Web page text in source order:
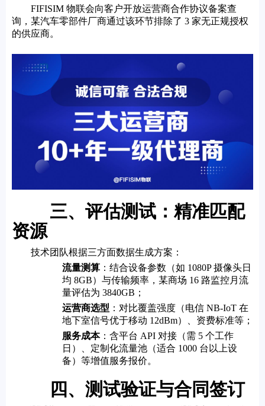
FIFISIM 物联会向客户开放运营商合作协议备案查
询，某汽车零部件厂商通过该环节排除了 3 家无正规授权
的供应商。
三、评估测试：精准匹配
资源
技术团队根据三方面数据生成方案：
流量测算 ：结合设备参数（如 1080P 摄像头日
均 8GB）与传输频率，某商场 16 路监控月流
量评估为 3840GB；
运营商选型 ：对比覆盖强度（电信 NB-IoT 在
地下室信号优于移动 12dBm）、资费标准等；
服务成本：含平台 API 对接（需 5 个工作
日）、定制化流量池（适合 1000 台以上设
备）等增值服务报价。
四、测试验证与合同签订